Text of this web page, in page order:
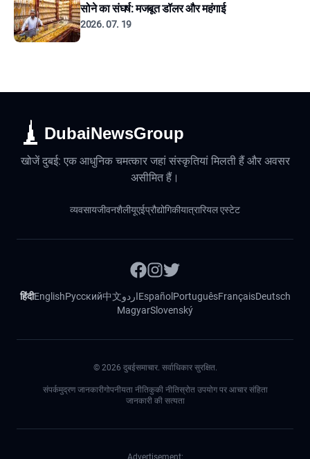
सोने का संघर्ष: मजबूत डॉलर और महंगाई
2026. 07. 19
DubaiNewsGroup
खोजें दुबई: एक आधुनिक चमत्कार जहां संस्कृतियां मिलती हैं और अवसर
असीमित हैं।
व्यवसायजीवनशैलीयूएईप्रौद्योगिकीयात्रारियल एस्टेट
हिंदीEnglishРусский中文اردوEspañol PortuguêsFrançaisDeutsch
MagyarSlovenský
© 2026 दुबईसमाचार. सर्वाधिकार सुरक्षित.
संपर्कमुद्रण जानकारीगोपनीयता नीतिकुकी नीतिस्रोत उपयोग पर आचार संहिता
जानकारी की सत्यता
Advertisement: